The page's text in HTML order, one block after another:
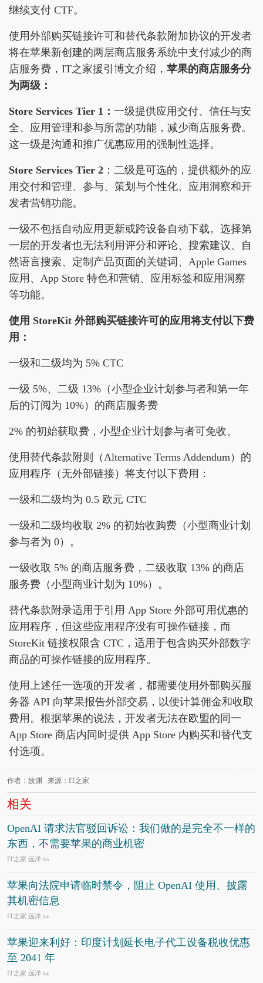
继续支付 CTF。
使用外部购买链接许可和替代条款附加协议的开发者
将在苹果新创建的两层商店服务系统中支付减少的商
店服务费，IT之家援引博文介绍， 苹果的商店服务分
为两级：
Store Services Tier 1： 一级提供应用交付、信任与安
全、应用管理和参与所需的功能，减少商店服务费。
这一级是沟通和推广优惠应用的强制性选择。
Store Services Tier 2 ：二级是可选的，提供额外的应
用交付和管理、参与、策划与个性化、应用洞察和开
发者营销功能。
一级不包括自动应用更新或跨设备自动下载。选择第
一层的开发者也无法利用评分和评论、搜索建议、自
然语言搜索、定制产品页面的关键词、Apple Games
应用、App Store 特色和营销、应用标签和应用洞察
等功能。
使用 StoreKit 外部购买链接许可的应用将支付以下费
用：
一级和二级均为 5% CTC
一级 5%、二级 13%（小型企业计划参与者和第一年
后的订阅为 10%）的商店服务费
2% 的初始获取费，小型企业计划参与者可免收。
使用替代条款附则（Alternative Terms Addendum）的
应用程序（无外部链接）将支付以下费用：
一级和二级均为 0.5 欧元 CTC
一级和二级均收取 2% 的初始收购费（小型商业计划
参与者为 0）。
一级收取 5% 的商店服务费，二级收取 13% 的商店
服务费（小型商业计划为 10%）。
替代条款附录适用于引用 App Store 外部可用优惠的
应用程序，但这些应用程序没有可操作链接，而
StoreKit 链接权限含 CTC，适用于包含购买外部数字
商品的可操作链接的应用程序。
使用上述任一选项的开发者，都需要使用外部购买服
务器 API 向苹果报告外部交易，以便计算佣金和收取
费用。根据苹果的说法，开发者无法在欧盟的同一
App Store 商店内同时提供 App Store 内购买和替代支
付选项。
作者：故渊 来源：IT之家
相关
OpenAI 请求法官驳回诉讼：我们做的是完全不一样的
东西，不需要苹果的商业机密
IT之家 远洋 8/6
苹果向法院申请临时禁令，阻止 OpenAI 使用、披露
其机密信息
IT之家 远洋 8/4
苹果迎来利好：印度计划延长电子代工设备税收优惠
至 2041 年
IT之家 远洋 8/4